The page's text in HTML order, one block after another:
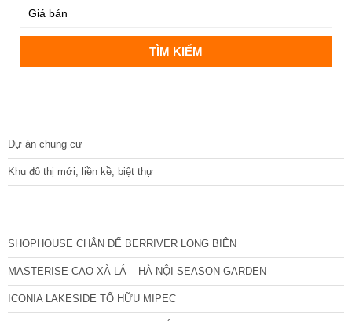
Dự án chung cư
Khu đô thị mới, liền kề, biệt thự
SHOPHOUSE CHÂN ĐẾ BERRIVER LONG BIÊN
MASTERISE CAO XÀ LÁ – HÀ NỘI SEASON GARDEN
ICONIA LAKESIDE TỐ HỮU MIPEC